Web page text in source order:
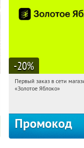
-20%
03:33:39
Первый заказ в сети
«Золотое Яблоко»
Промокод